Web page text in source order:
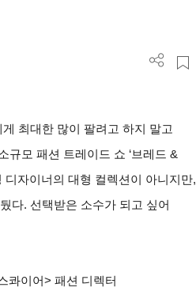
최대한 많이 팔려고 하지 말고
규모 패션 트레이드 쇼 ‘브레드 &
자이너의 대형 컬렉션이 아니지만,
다. 선택받은 소수가 되고 싶어
콰이어> 패션 디렉터